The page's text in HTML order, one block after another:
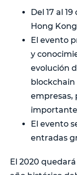
Del 17 al
Hong
El evento
y
evolución
blockchain
empresas,
El evento
entradas
El 2020